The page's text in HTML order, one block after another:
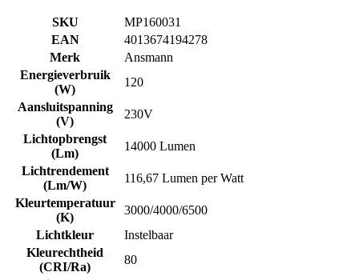
SKU
MP160031
EAN
4013674194278
Merk
Ansmann
Energieverbruik
(W)
120
Aansluitspanning
(V)
230V
Lichtopbrengst
(Lm)
14000 Lumen
Lichtrendement
(Lm/W)
116,67 Lumen per Watt
Kleurtemperatuur
(K)
3000/4000/6500
Lichtkleur
Instelbaar
Kleurechtheid
(CRI/Ra)
80